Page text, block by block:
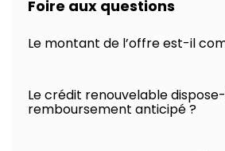
Foire aux questions
Le montant de l’offre est-il
Le crédit renouvelable
remboursement anticipé ?